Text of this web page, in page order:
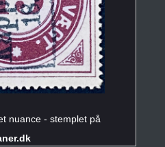
nuance - stemplet på